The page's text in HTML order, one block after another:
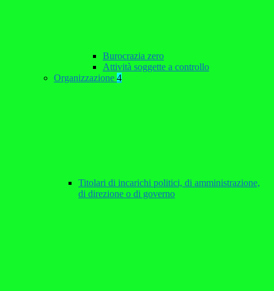
Burocrazia zero
Attività soggette a controllo
Organizzazione 4
Titolari di incarichi politici, di amministrazione,
di direzione o di governo